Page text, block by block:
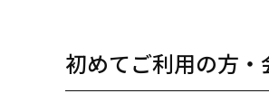
初めてご利用の方